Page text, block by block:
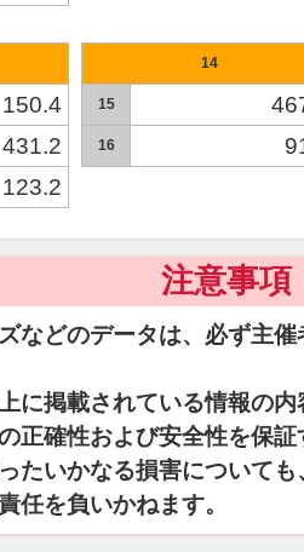
150.4
431.2
123.2
14
15
16
注意事項
などのデータは、必ず主
に掲載されている情報の
正確性および安全性を保
たいかなる損害について
任を負いかねます。